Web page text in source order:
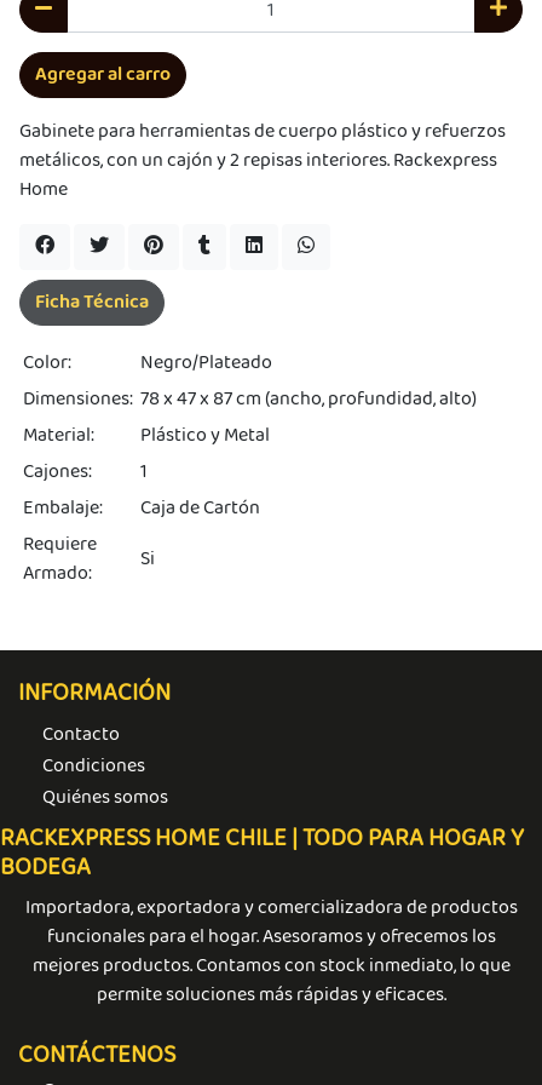
JUGAR
por
$
No
Agregar al carro
Gabinete para herramientas de cuerpo plástico y refuerzos
metálicos, con un cajón y 2 repisas interiores. Rackexpress
Home
Color:
Negro/Plateado
Dimensiones: 78 x 47 x 87 cm (ancho, profundidad, alto)
Material:
Plástico y Metal
Cajones:
1
Embalaje:
Caja de Cartón
Requiere
Armado:
Si
Ficha Técnica
INFORMACIÓN
Contacto
Condiciones
Quiénes somos
RACKEXPRESS HOME CHILE | TODO PARA HOGAR Y
BODEGA
Importadora, exportadora y comercializadora de productos
funcionales para el hogar. Asesoramos y ofrecemos los
mejores productos. Contamos con stock inmediato, lo que
permite soluciones más rápidas y eficaces.
CONTÁCTENOS